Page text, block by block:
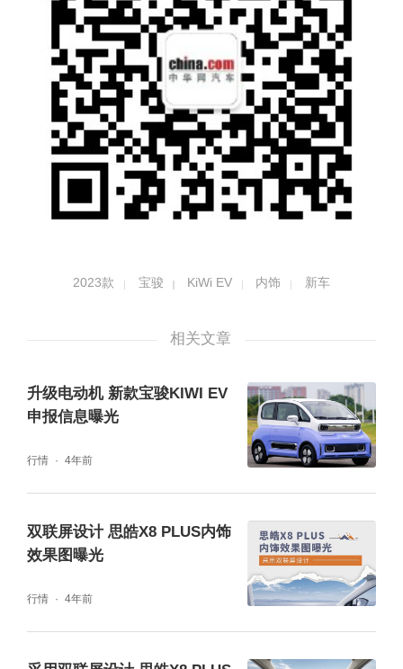
内饰色彩-星际黑
2023款KiWi EV在内饰材质、座舱细节方面同
登麂皮材料。仪表台及门扶手融入软质触感PU
超跑车型常用的超纤麂皮材质，配以梵语孔图
案打孔工艺，精致美观透气效果好。
2023款 宝骏 KiWi EV 内饰 新车
相关文章
升级电动机 新款宝骏KIWI EV
申报信息曝光
行情 4年前
双联屏设计 思皓X8 PLUS内饰
效果图曝光
行情 4年前